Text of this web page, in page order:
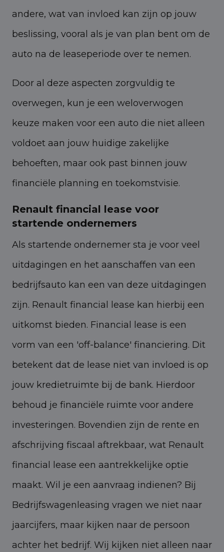
andere, wat van invloed kan zijn op jouw
beslissing, vooral als je van plan bent om de
auto na de leaseperiode over te nemen.
Door al deze aspecten zorgvuldig te
overwegen, kun je een weloverwogen
keuze maken voor een auto die niet alleen
voldoet aan jouw huidige zakelijke
behoeften, maar ook past binnen jouw
financiële planning en toekomstvisie.
Renault financial lease voor
startende ondernemers
Als startende ondernemer sta je voor veel
uitdagingen en het aanschaffen van een
bedrijfsauto kan een van deze uitdagingen
zijn. Renault financial lease kan hierbij een
uitkomst bieden. Financial lease is een
vorm van een 'off-balance' financiering. Dit
betekent dat de lease niet van invloed is op
jouw kredietruimte bij de bank. Hierdoor
behoud je financiële ruimte voor andere
investeringen. Bovendien zijn de rente en
afschrijving fiscaal aftrekbaar, wat Renault
financial lease een aantrekkelijke optie
maakt. Wil je een aanvraag indienen? Bij
Bedrijfswagenleasing vragen we niet naar
jaarcijfers, maar kijken naar de persoon
achter het bedrijf. Wij kijken niet alleen naar